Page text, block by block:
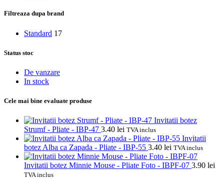
Filtreaza dupa brand
Standard 17
Status stoc
De vanzare
In stock
Cele mai bine evaluate produse
Invitatii botez
Strumf - Pliate - IBP-47 3.40 lei TVA inclus
Invitatii
botez Alba ca Zapada - Pliate - IBP-55 3.40 lei TVA inclus
Invitatii botez Minnie Mouse - Pliate Foto - IBPF-07 3.90 lei
TVA inclus